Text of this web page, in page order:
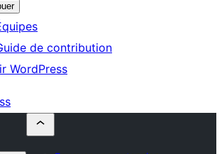
de contribution
WordPress